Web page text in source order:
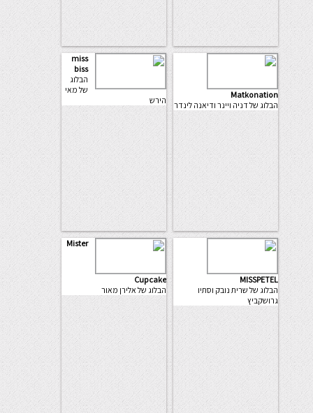
Matkonation
הבלוג של דניה ויינר ודיאנה לינדר
miss
biss
הבלוג
של מאי
הירש
MISSPETEL
הבלוג של שרית נובק וסתיו
גרושקביץ
Mister
Cupcake
הבלוג של אלירן מאור